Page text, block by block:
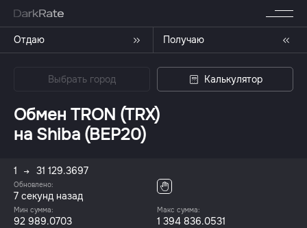
Отдаю Получаю
Выбрать город Калькулятор
Обмен TRON (TRX)
на Shiba (BEP20)
1 31 129.3697
Обновлено:
7 секунд назад
Мин сумма:
92 989.0703
Макс сумма:
1 394 836.0531